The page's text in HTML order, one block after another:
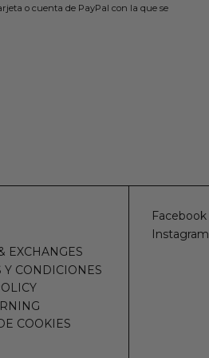
o cuenta de PayPal con la que se
EXCHANGES
Y CONDICIONES
COOKIES
Facebook
Instagram